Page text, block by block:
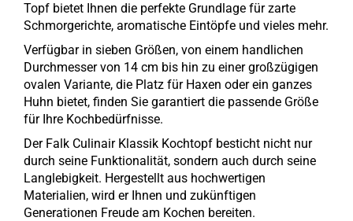
Topf bietet Ihnen die perfekte Grundlage für zarte
Schmorgerichte, aromatische Eintöpfe und vieles mehr.
Verfügbar in sieben Größen, von einem handlichen
Durchmesser von 14 cm bis hin zu einer großzügigen
ovalen Variante, die Platz für Haxen oder ein ganzes
Huhn bietet, finden Sie garantiert die passende Größe
für Ihre Kochbedürfnisse.
Der Falk Culinair Klassik Kochtopf besticht nicht nur
durch seine Funktionalität, sondern auch durch seine
Langlebigkeit. Hergestellt aus hochwertigen
Materialien, wird er Ihnen und zukünftigen
Generationen Freude am Kochen bereiten.